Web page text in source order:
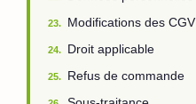
23. Modifications des CGV
24. Droit applicable
25. Refus de commande